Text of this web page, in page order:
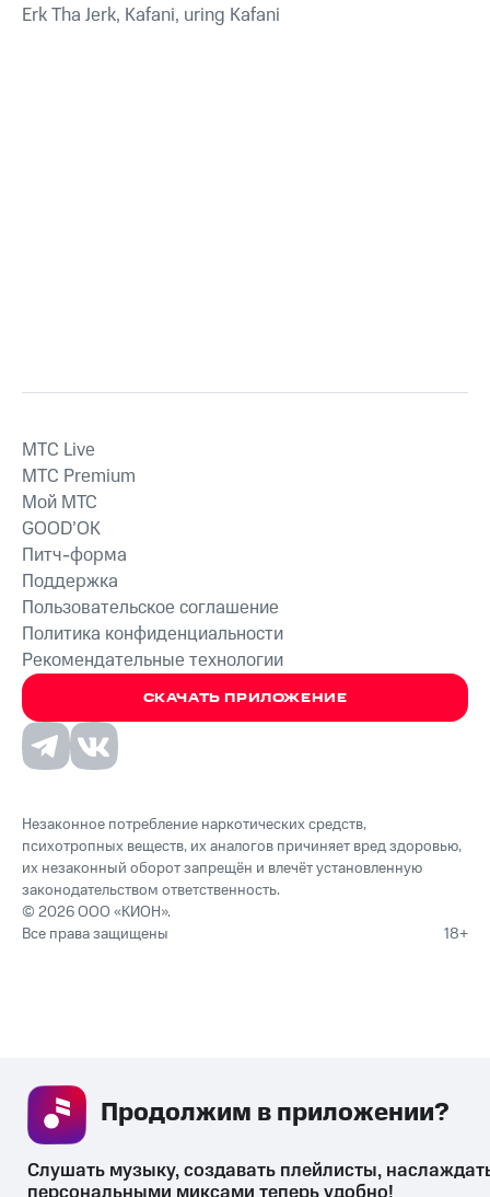
Erk Tha Jerk, Kafani, uring Kafani
СКАЧАТЬ ПРИЛОЖЕНИЕ
MTС Live
MTС Premium
Мой МТС
GOOD’OK
Питч-форма
Поддержка
Пользовательское соглашение
Политика конфиденциальности
Рекомендательные технологии
Незаконное потребление наркотических средств,
психотропных веществ, их аналогов причиняет вред здоровью,
их незаконный оборот запрещён и влечёт установленную
законодательством ответственность.
© 2026 ООО «КИОН».
Все права защищены
18+
Продолжим в приложении?
Слушать музыку, создавать плейлисты,